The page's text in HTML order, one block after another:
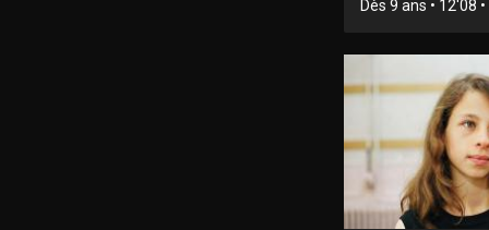
Dès 9 ans • 12'08